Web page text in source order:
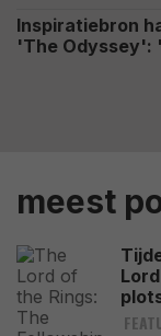
Inspiratiebron
'The Odyssey':
meest